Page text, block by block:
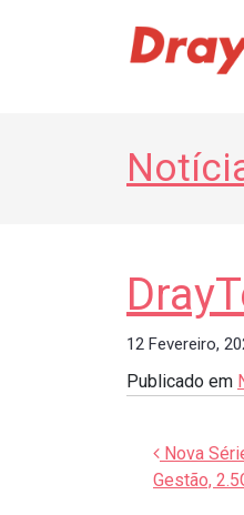
Navegação
12 Fevereiro,
Publicado em
Nova
Gestão,